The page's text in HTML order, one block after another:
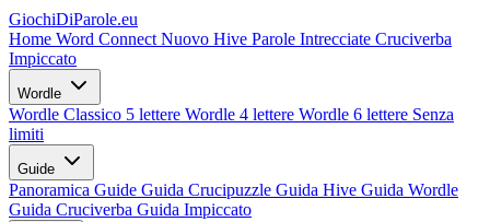
GiochiDiParole.eu
Home Word Connect Nuovo Hive Parole Intrecciate Cruciverba
Impiccato
Wordle
Wordle Classico 5 lettere Wordle 4 lettere Wordle 6 lettere Senza
limiti
Guide
Panoramica Guide Guida Crucipuzzle Guida Hive Guida Wordle
Guida Cruciverba Guida Impiccato